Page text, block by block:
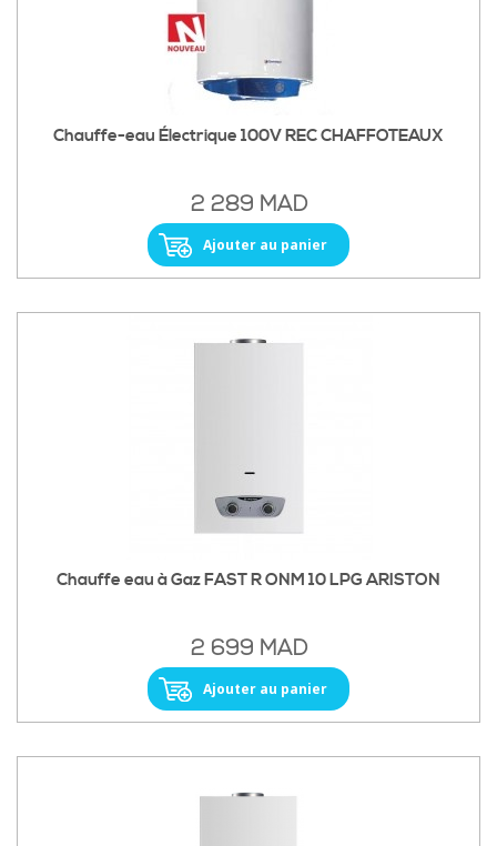
Chauffe-eau Électrique 100V REC CHAFFOTEAUX
2 289 MAD
Ajouter au panier
Chauffe eau à Gaz FAST R ONM 10 LPG ARISTON
2 699 MAD
Ajouter au panier